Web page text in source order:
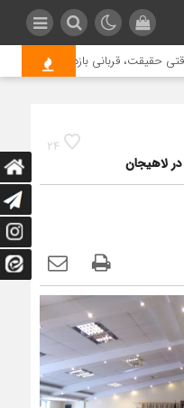
حقیقت، قربانی بازدید بیشتر
24